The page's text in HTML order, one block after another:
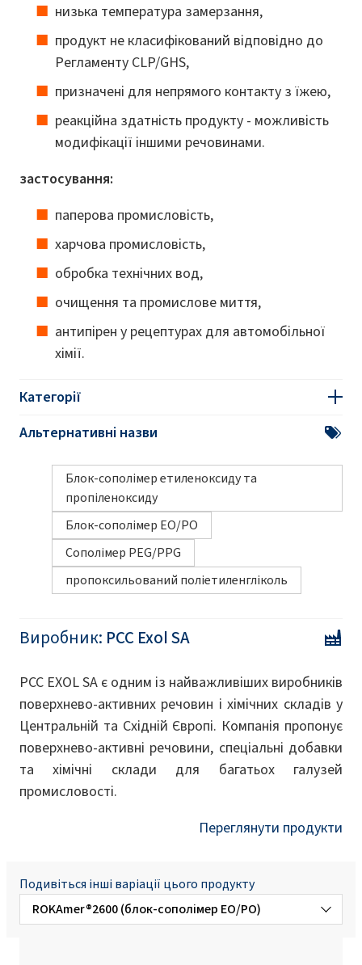
низька температура замерзання,
продукт не класифікований відповідно до
Регламенту CLP/GHS,
призначені для непрямого контакту з їжею,
реакційна здатність продукту - можливість
модифікації іншими речовинами.
застосування:
паперова промисловість,
харчова промисловість,
обробка технічних вод,
очищення та промислове миття,
антипірен у рецептурах для автомобільної
хімії.
Категорії
Альтернативні назви
Блок-сополімер етиленоксиду та
пропіленоксиду
Блок-сополімер EO/PO
Сополімер PEG/PPG
пропоксильований поліетиленгліколь
Виробник: PCC Exol SA
PCC EXOL SA є одним із найважливіших виробників
поверхнево-активних речовин і хімічних складів у
Центральній та Східній Європі. Компанія пропонує
поверхнево-активні речовини, спеціальні добавки
та хімічні склади для багатьох галузей
промисловості.
Переглянути продукти
Подивіться інші варіації цього продукту
ROKAmer®2600 (блок-сополімер EO/PO)